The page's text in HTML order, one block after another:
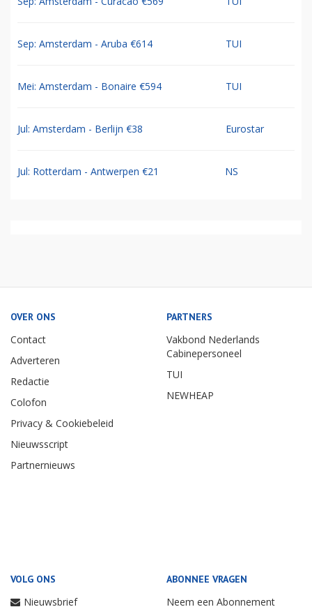
Sep: Amsterdam - Aruba €614 TUI
Mei: Amsterdam - Bonaire €594 TUI
Jul: Amsterdam - Berlijn €38 Eurostar
Jul: Rotterdam - Antwerpen €21 NS
OVER ONS
Contact
Adverteren
Redactie
Colofon
Privacy & Cookiebeleid
Nieuwsscript
Partnernieuws
PARTNERS
Vakbond Nederlands
Cabinepersoneel
TUI
NEWHEAP
VOLG ONS
Nieuwsbrief
ABONNEE VRAGEN
Neem een Abonnement